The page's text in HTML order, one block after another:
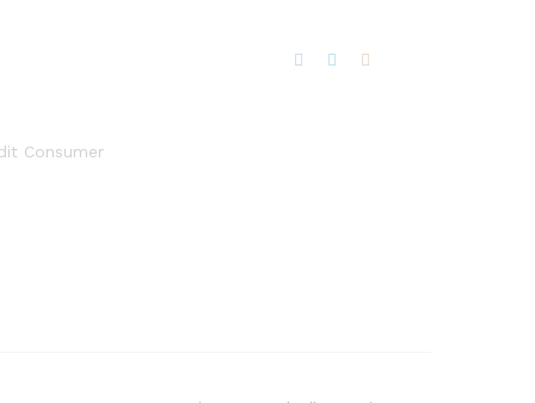
Consumer